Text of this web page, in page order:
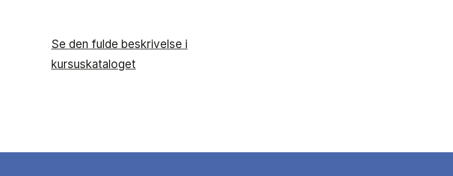
Se den fulde beskrivelse i
kursuskataloget